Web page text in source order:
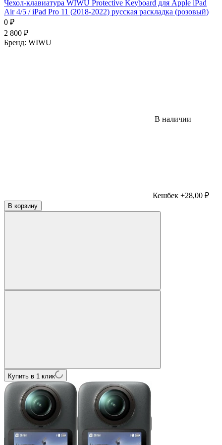
Чехол-клавиатура WIWU Protective Keyboard для Apple iPad
Air 4/5 / iPad Pro 11 (2018-2022) русская раскладка (розовый)
0 ₽
2 800 ₽
Бренд: WIWU
В наличии
Кешбек +28,00 ₽
В корзину
Купить в 1 клик